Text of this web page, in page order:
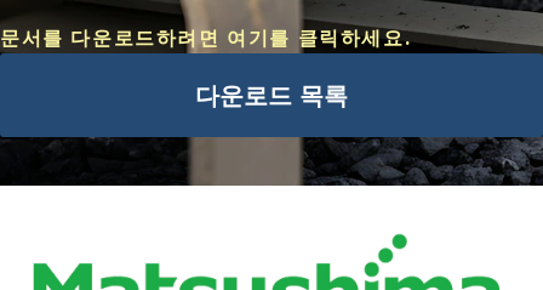
문서를 다운로드하려면 여기를 클릭하세요.
다운로드 목록